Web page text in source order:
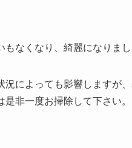
なくなり、綺麗になりまし
況によっても影響しますが
非一度お掃除して下さい。